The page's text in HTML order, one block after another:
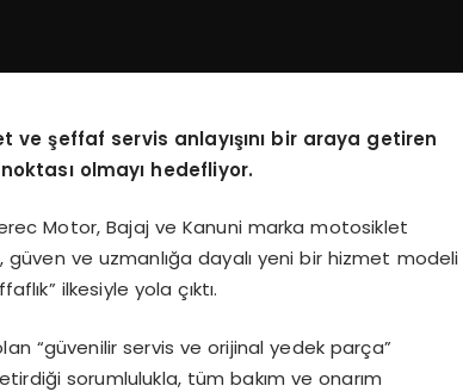
şeffaf servis anlayışını bir araya getiren
olmayı hedefliyor.
Motor, Bajaj ve Kanuni marka motosiklet
ve uzmanlığa dayalı yeni bir hizmet modeli
ilkesiyle yola çıktı.
“güvenilir servis ve orijinal yedek parça”
sorumlulukla, tüm bakım ve onarım